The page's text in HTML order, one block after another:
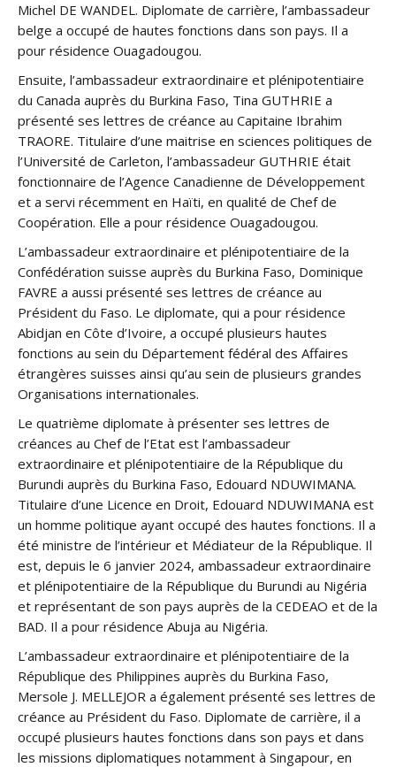
Michel DE WANDEL. Diplomate de carrière, l’ambassadeur
belge a occupé de hautes fonctions dans son pays. Il a
pour résidence Ouagadougou.
Ensuite, l’ambassadeur extraordinaire et plénipotentiaire
du Canada auprès du Burkina Faso, Tina GUTHRIE a
présenté ses lettres de créance au Capitaine Ibrahim
TRAORE. Titulaire d’une maitrise en sciences politiques de
l’Université de Carleton, l’ambassadeur GUTHRIE était
fonctionnaire de l’Agence Canadienne de Développement
et a servi récemment en Haïti, en qualité de Chef de
Coopération. Elle a pour résidence Ouagadougou.
L’ambassadeur extraordinaire et plénipotentiaire de la
Confédération suisse auprès du Burkina Faso, Dominique
FAVRE a aussi présenté ses lettres de créance au
Président du Faso. Le diplomate, qui a pour résidence
Abidjan en Côte d’Ivoire, a occupé plusieurs hautes
fonctions au sein du Département fédéral des Affaires
étrangères suisses ainsi qu’au sein de plusieurs grandes
Organisations internationales.
Le quatrième diplomate à présenter ses lettres de
créances au Chef de l’Etat est l’ambassadeur
extraordinaire et plénipotentiaire de la République du
Burundi auprès du Burkina Faso, Edouard NDUWIMANA.
Titulaire d’une Licence en Droit, Edouard NDUWIMANA est
un homme politique ayant occupé des hautes fonctions. Il a
été ministre de l’intérieur et Médiateur de la République. Il
est, depuis le 6 janvier 2024, ambassadeur extraordinaire
et plénipotentiaire de la République du Burundi au Nigéria
et représentant de son pays auprès de la CEDEAO et de la
BAD. Il a pour résidence Abuja au Nigéria.
L’ambassadeur extraordinaire et plénipotentiaire de la
République des Philippines auprès du Burkina Faso,
Mersole J. MELLEJOR a également présenté ses lettres de
créance au Président du Faso. Diplomate de carrière, il a
occupé plusieurs hautes fonctions dans son pays et dans
les missions diplomatiques notamment à Singapour, en